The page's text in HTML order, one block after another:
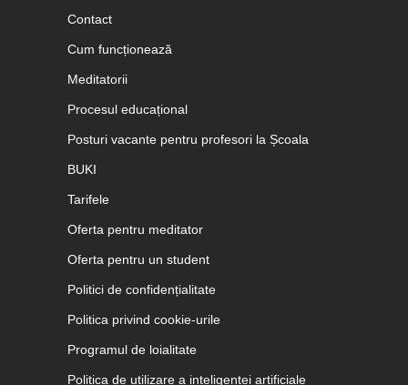
Contact
Cum funcționează
Meditatorii
Procesul educațional
Posturi vacante pentru profesori la Școala
BUKI
Tarifele
Oferta pentru meditator
Oferta pentru un student
Politici de confidențialitate
Politica privind cookie-urile
Programul de loialitate
Politica de utilizare a inteligenței artificiale